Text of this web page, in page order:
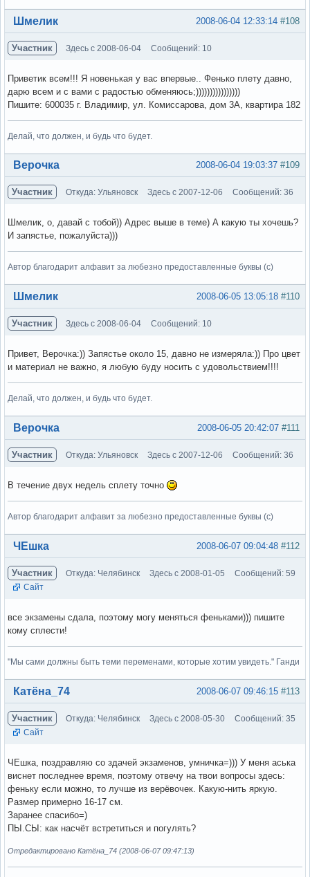
Вне форума #108
2008-06-04 12:33:14
Шмелик
Участник Здесь с 2008-06-04 Сообщений: 10
Приветик всем!!! Я новенькая у вас впервые.. Фенько плету давно,
дарю всем и с вами с радостью обменяюсь;))))))))))))))))
Пишите: 600035 г. Владимир, ул. Комиссарова, дом 3А, квартира 182
Делай, что должен, и будь что будет.
Вне форума #109
2008-06-04 19:03:37
Верочка
Участник Откуда: Ульяновск Здесь с 2007-12-06 Сообщений: 36
Шмелик, о, давай с тобой)) Адрес выше в теме) А какую ты хочешь?
И запястье, пожалуйста)))
Автор благодарит алфавит за любезно предоставленные буквы (с)
Вне форума #110
2008-06-05 13:05:18
Шмелик
Участник Здесь с 2008-06-04 Сообщений: 10
Привет, Верочка:)) Запястье около 15, давно не измеряла:)) Про цвет
и материал не важно, я любую буду носить с удовольствием!!!!
Делай, что должен, и будь что будет.
Вне форума #111
2008-06-05 20:42:07
Верочка
Участник Откуда: Ульяновск Здесь с 2007-12-06 Сообщений: 36
В течение двух недель сплету точно
Автор благодарит алфавит за любезно предоставленные буквы (с)
Вне форума #112
2008-06-07 09:04:48
ЧЕшка
Участник Откуда: Челябинск Здесь с 2008-01-05
Сообщений: 59
Сайт
все экзамены сдала, поэтому могу меняться феньками))) пишите
кому сплести!
"Мы сами должны быть теми переменами, которые хотим увидеть." Ганди
Вне форума #113
2008-06-07 09:46:15
Катёна_74
Участник Откуда: Челябинск Здесь с 2008-05-30
Сообщений: 35
Сайт
ЧЕшка, поздравляю со здачей экзаменов, умничка=))) У меня аська
виснет последнее время, поэтому отвечу на твои вопросы здесь:
феньку если можно, то лучше из верёвочек. Какую-нить яркую.
Размер примерно 16-17 см.
Заранее спасибо=)
ПЫ.СЫ: как насчёт встретиться и погулять?
Отредактировано Катёна_74 (2008-06-07 09:47:13)